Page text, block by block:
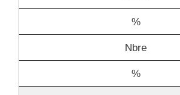
%
Nbre
%